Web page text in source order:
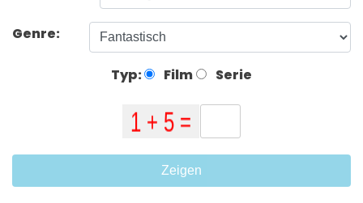
Genre:
Typ: Film Serie
Zeigen